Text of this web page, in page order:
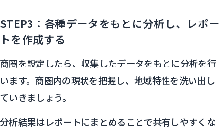
STEP3：各種データをもとに分析し、レポー
トを作成する
商圏を設定したら、収集したデータをもとに分析を行
います。商圏内の現状を把握し、地域特性を洗い出し
ていきましょう。
分析結果はレポートにまとめることで共有しやすくな